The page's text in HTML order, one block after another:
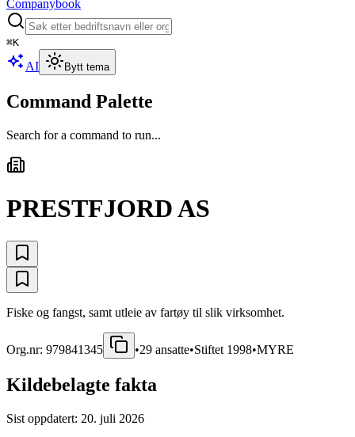
Companybook
⌘K
AI Bytt tema
Command Palette
Search for a command to run...
PRESTFJORD AS
Fiske og fangst, samt utleie av fartøy til slik virksomhet.
Org.nr: 979841345 •29 ansatte•Stiftet 1998•MYRE
Kildebelagte fakta
Sist oppdatert: 20. juli 2026